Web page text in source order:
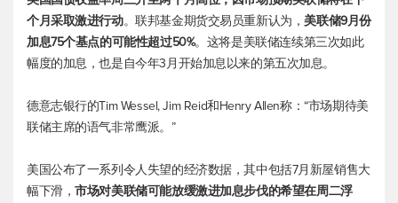
个月采取激进行动。联邦基金期货交易员重新认为，美联储9月份
加息75个基点的可能性超过50%。这将是美联储连续第三次如此
幅度的加息，也是自今年3月开始加息以来的第五次加息。
德意志银行的Tim Wessel, Jim Reid和Henry Allen称：“市场期待美
联储主席的语气非常鹰派。”
美国公布了一系列令人失望的经济数据，其中包括7月新屋销售大
幅下滑，市场对美联储可能放缓激进加息步伐的希望在周二浮